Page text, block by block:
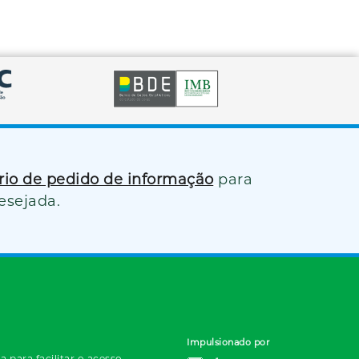
de pedido de informação para
Impulsionado por